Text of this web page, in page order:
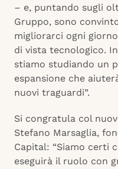
– e, puntando sugli
Gruppo, sono
migliorarci ogni
di vista tecnologico.
stiamo studiando un
espansione che
nuovi traguardi”.
Si congratula col
Stefano Marsaglia,
Capital: “Siamo certi
eseguirà il ruolo con